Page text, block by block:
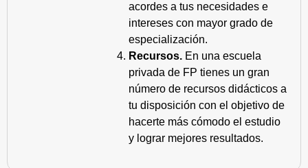
acordes a tus necesidades e
intereses con mayor grado de
especialización.
Recursos. En una escuela
privada de FP tienes un gran
número de recursos didácticos a
tu disposición con el objetivo de
hacerte más cómodo el estudio
y lograr mejores resultados.